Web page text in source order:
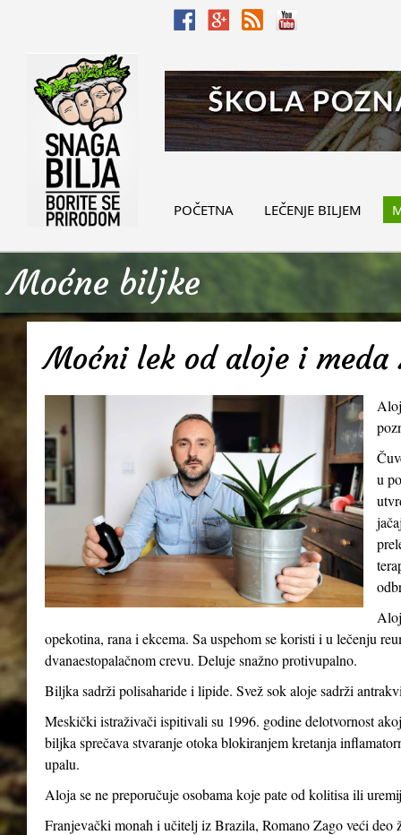
POČETNA LEČENJE BILJEM
Moćne biljke
Moćni lek od aloje i meda
u
opekotina, rana i ekcema. Sa uspehom se koristi i u lečenju
dvanaestopalačnom crevu. Deluje snažno protivupalno.
Biljka sadrži polisaharide i lipide. Svež sok aloje sadrži
Meskički istraživači ispitivali su 1996. godine delotvornost
biljka sprečava stvaranje otoka blokiranjem kretanja
upalu.
Aloja se ne preporučuje osobama koje pate od kolitisa ili
Franjevački monah i učitelj iz Brazila, Romano Zago veći deo